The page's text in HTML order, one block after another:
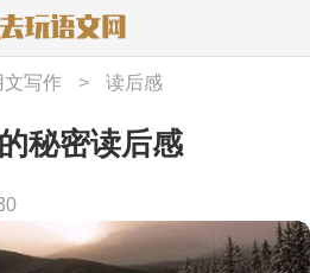
文写作 > 读后感
秘密读后感